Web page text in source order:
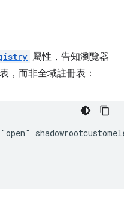
屬性，告知瀏覽器
，而非全域註冊表：